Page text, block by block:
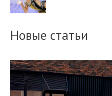
Новые статьи